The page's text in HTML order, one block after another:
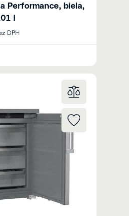
Performance, biela,
l
DPH